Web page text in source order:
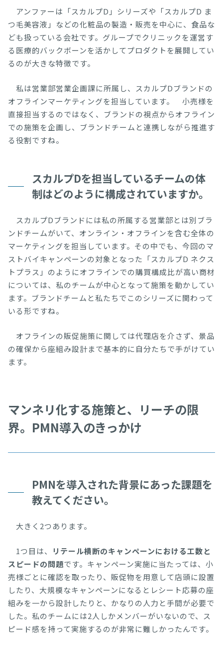
アンファーは「スカルプD」シリーズや「スカルプD ま
つ毛美容液」などの化粧品の製造・販売を中心に、食品な
ども扱っている会社です。グループでクリニックを運営す
る医療的バックボーンを活かしてプロダクトを展開してい
るのが大きな特徴です。
私は営業部営業企画課に所属し、スカルプDブランドの
オフラインマーケティングを担当しています。 小売様を
直接担当するのではなく、ブランドの視点からオフライン
での施策を企画し、ブランドチームと連携しながら推進す
る役割ですね。
スカルプDを担当しているチームの体
制はどのように構成されていますか。
スカルプDブランドには私の所属する営業部とは別ブラ
ンドチームがいて、オンライン・オフラインを含む全体の
マーケティングを担当しています。その中でも、今回のマ
ストバイキャンペーンの対象となった「スカルプD ネクス
トプラス」のようにオフラインでの購買構成比が高い商材
については、私のチームが中心となって施策を動かしてい
ます。ブランドチームと私たちでこのシリーズに関わって
いる形ですね。
オフラインの販促施策に関しては代理店を介さず、景品
の確保から座組み設計まで基本的に自分たちで手がけてい
ます。
マンネリ化する施策と、リーチの限
界。PMN導入のきっかけ
PMNを導入された背景にあった課題を
教えてください。
大きく2つあります。
1つ目は、
リテール横断のキャンペーンにおける工数と
スピードの問題です。キャンペーン実施に当たっては、小
売様ごとに確認を取ったり、販促物を用意して店頭に設置
したり、大規模なキャンペーンになるとレシート応募の座
組みを一から設計したりと、かなりの人力と手間が必要で
した。私のチームには2人しかメンバーがいないので、ス
ピード感を持って実施するのが非常に難しかったんです。